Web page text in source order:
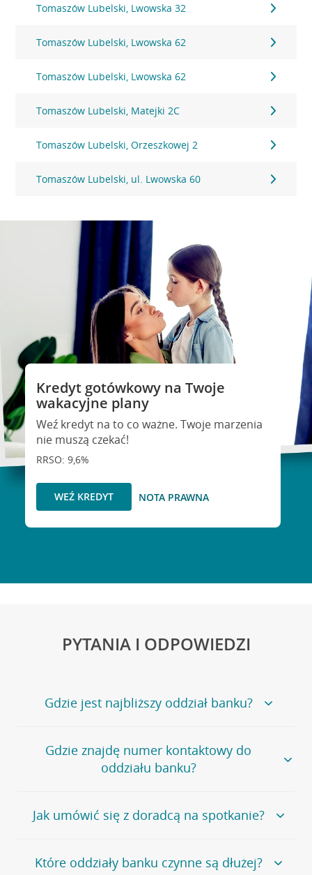
Tomaszów Lubelski, Lwowska 32
Tomaszów Lubelski, Lwowska 62
Tomaszów Lubelski, Lwowska 62
Tomaszów Lubelski, Matejki 2C
Tomaszów Lubelski, Orzeszkowej 2
Tomaszów Lubelski, ul. Lwowska 60
Kredyt gotówkowy na Twoje
wakacyjne plany
Weź kredyt na to co ważne. Twoje marzenia
nie muszą czekać!
RRSO: 9,6%
WEŹ KREDYT NOTA PRAWNA
PYTANIA I ODPOWIEDZI
Gdzie jest najbliższy oddział banku?
Jeśli szukasz oddziału naszego banku, zapraszamy na
stronęPlacówki i bankomaty, na której znajduje się
wygodna wyszukiwarka.
oddziałów
Gdzie znajdę numer kontaktowy do
oddziału banku?
Bank Credit Agricole nie udostępnia ogólnego numeru
telefonu do placówki bankowej.
umówienia się z doradcą w placówce bankowej .
Jak umówić się z doradcą na spotkanie?
Jeśli jesteś już naszym
klientemmożeszsamodzielnieumówić się na spotkanie z
Które oddziały banku czynne są dłużej?